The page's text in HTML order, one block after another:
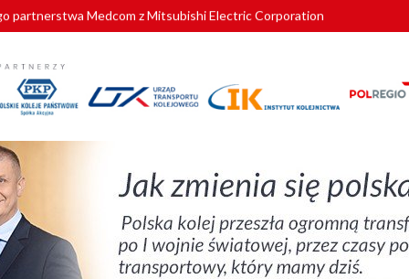
partnerstwa Medcom z Mitsubishi Electric Corporation
znów szuka dostawcy nowych EZT
kolejowych w północnej Wielkopolsce. Łatwiejsze dojazdy do pracy i
nowe standardy kategoryzacji dworców